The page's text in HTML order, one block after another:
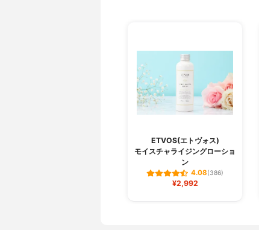
ETVOS(エトヴォス)
モイスチャライジングローショ
ン
4.08(386)
¥2,992